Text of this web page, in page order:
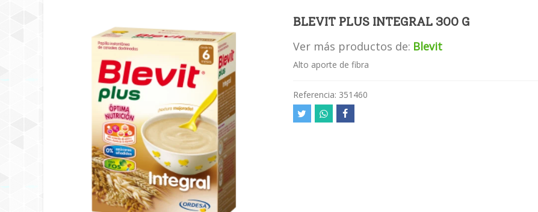
BLEVIT PLUS INTEGRAL 300 G
Ver más productos de: Blevit
Alto aporte de fibra
Referencia: 351460